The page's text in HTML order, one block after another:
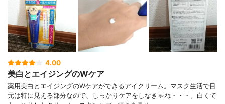
4.00
美白とエイジングのWケア
薬用美白とエイジングのWケアができるアイクリーム。マスク生活で目
元は特に見える部分なので、しっかりケアをしなきゃね・・・。白くて